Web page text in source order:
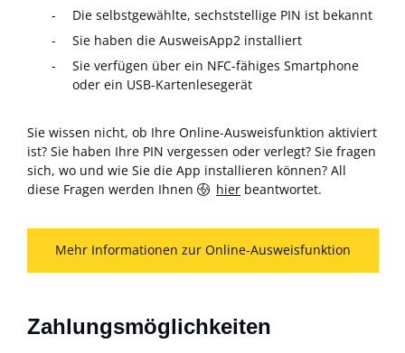
Die selbstgewählte, sechststellige PIN ist bekannt
Sie haben die AusweisApp2 installiert
Sie verfügen über ein NFC-fähiges Smartphone
oder ein USB-Kartenlesegerät
Sie wissen nicht, ob Ihre Online-Ausweisfunktion aktiviert
ist? Sie haben Ihre PIN vergessen oder verlegt? Sie fragen
sich, wo und wie Sie die App installieren können? All
diese Fragen werden Ihnen
hier beantwortet.
Mehr Informationen zur Online-Ausweisfunktion
Zahlungsmöglichkeiten